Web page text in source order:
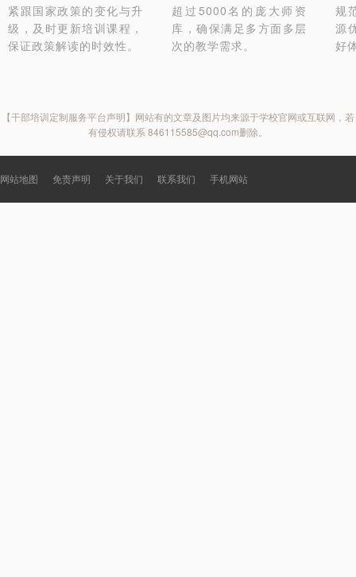
紧跟国家政策的变化与升
级，及时更新培训课程，
保证政策解读的时效性。
超过5000名的庞大师资
库，确保满足多方面多层
次的教学需求。
规
源
好
【干部培训定制服务平台声明】网站有的文章及图片均来源于学校官网或互联网，若
有侵权请联系 846115585@qq.com删除。
网站地图 免责声明 关于我们 联系我们 手机网站